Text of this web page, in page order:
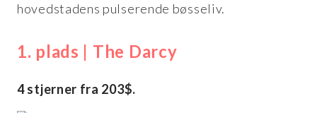
hovedstadens pulserende bøsseliv.
1. plads | The Darcy
4 stjerner fra 203$.